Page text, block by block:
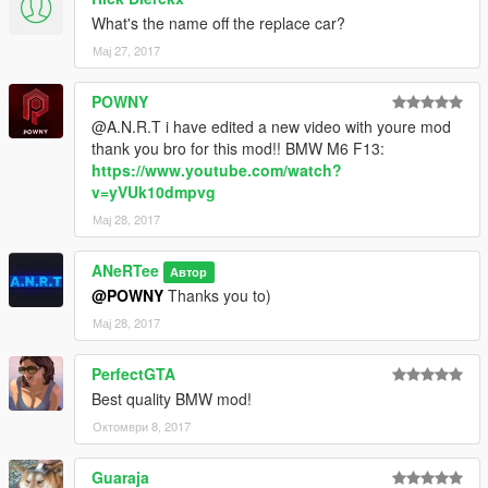
-HQ Engine
-Working Dirt
-Breakable all windows
-Correct player position
-Passengers are on their seats
-Hands on the steering wheel
-1 extras (front plate)
-color1: body
-color2: interior
-color4: wheels
-No broken tire bug
-Correct collision
-Realistic handling (2-ver.)
What's the name off the replace car?
Мај 27, 2017
POWNY
@A.N.R.T i have edited a new video with youre mod
thank you bro for this mod!! BMW M6 F13:
https://www.youtube.com/watch?
v=yVUk10dmpvg
Мај 28, 2017
ANeRTee Автор
@POWNY Thanks you to)
Мај 28, 2017
PerfectGTA
Best quality BMW mod!
Октомври 8, 2017
Guaraja